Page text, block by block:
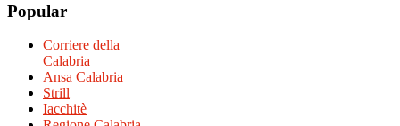
Popular
Corriere della
Calabria
Ansa Calabria
Strill
Iacchitè